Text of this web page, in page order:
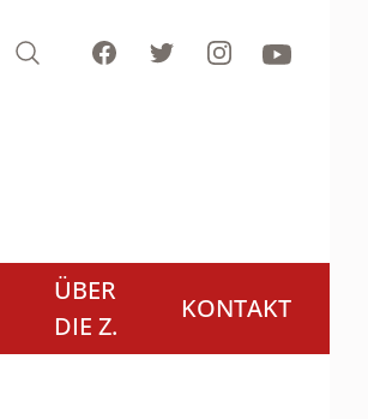
Search FacebookTwitterInstagramYoutube
ÜBER
DIE Z.
KONTAKT